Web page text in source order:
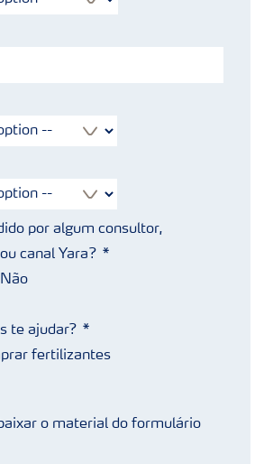
por algum consultor,
canal Yara?
Não
te ajudar?
fertilizantes
o material do formulário